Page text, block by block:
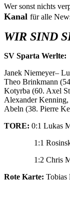
Wer sonst nichts
Kanal für alle
WIR SIND
SV Sparta Werlte:
Janek Niemeyer–
Theo Brinkmann
Kotyrba (60. Axel
Alexander
Abeln (38. Pierre
TORE: 0:1 Lukas
1:1 Rosinski
1:2 Chris
Rote Karte: Tobias